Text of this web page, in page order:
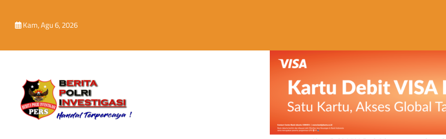
contentKam, Agu 6, 2026